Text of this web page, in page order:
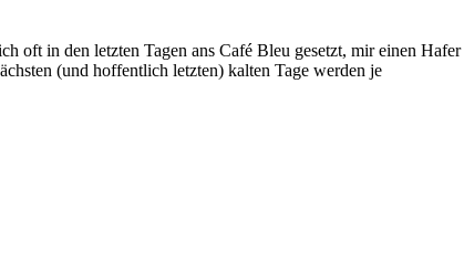
oft in den letzten Tagen ans Café Bleu gesetzt, mir einen
(und hoffentlich letzten) kalten Tage werden je